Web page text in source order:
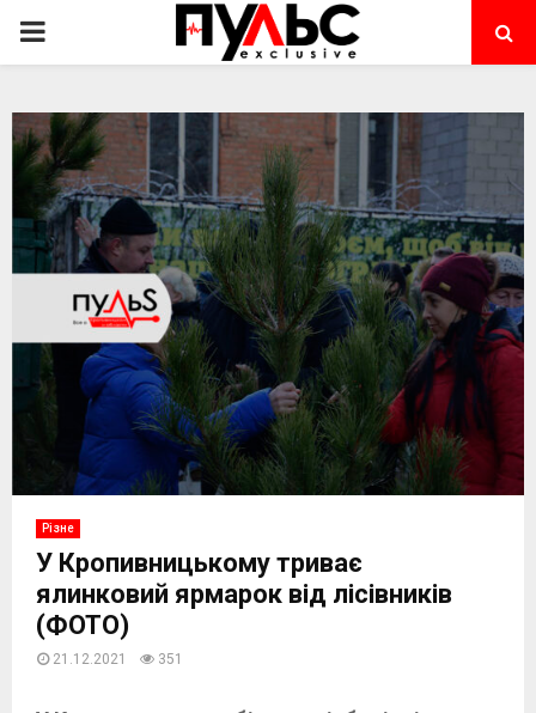
PRIMARY
Різне
У Кропивницькому триває
ялинковий ярмарок від лісівників
(ФОТО)
21.12.2021 351